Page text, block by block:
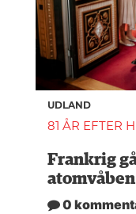
UDLAND
81 ÅR EFTER
Frankrig
0